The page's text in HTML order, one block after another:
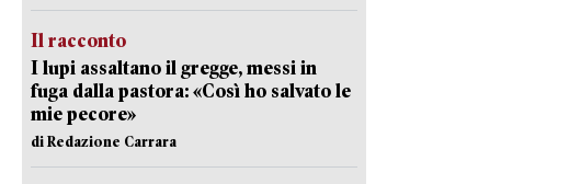
Il racconto
I lupi assaltano il gregge, messi in
fuga dalla pastora: «Così ho salvato le
mie pecore»
di Redazione Carrara